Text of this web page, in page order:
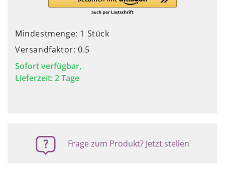
Mindestmenge: 1 Stück
Versandfaktor: 0.5
Sofort verfügbar,
Lieferzeit: 2 Tage
Frage zum Produkt? Jetzt stellen